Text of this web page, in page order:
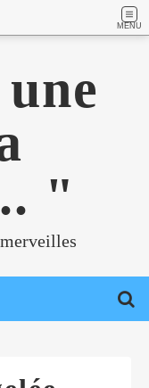
MENU
"